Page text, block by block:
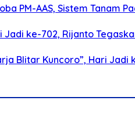
PM-AAS, Sistem Tanam
Jadi ke-702, Rijanto
Blitar Kuncoro”, Hari